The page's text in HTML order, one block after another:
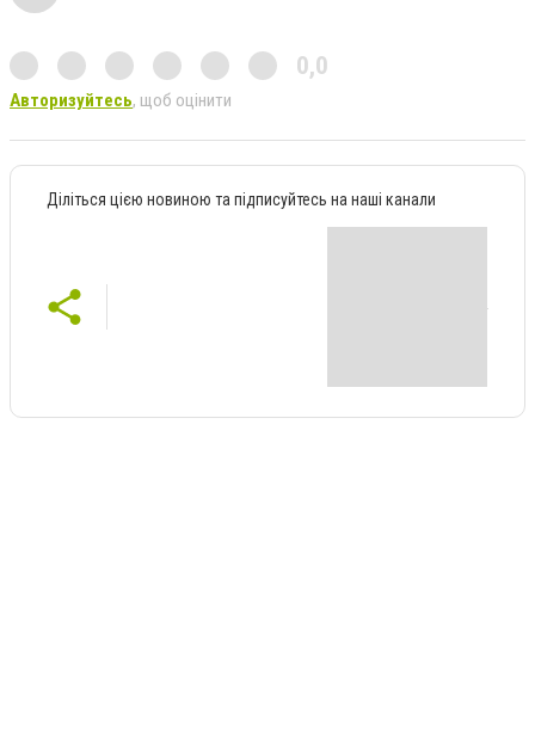
0,0
Авторизуйтесь, щоб оцінити
Діліться цією новиною та підписуйтесь на наші канали